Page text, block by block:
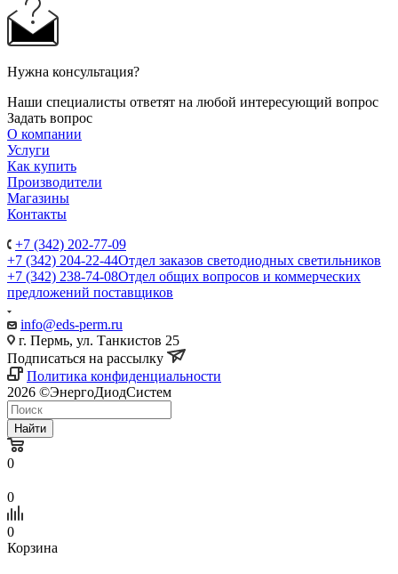
Нужна консультация?
Наши специалисты ответят на любой интересующий вопрос
Задать вопрос
О компании
Услуги
Как купить
Производители
Магазины
Контакты
+7 (342) 202-77-09
+7 (342) 204-22-44Отдел заказов светодиодных светильников
+7 (342) 238-74-08Отдел общих вопросов и коммерческих
предложений поставщиков
info@eds-perm.ru
г. Пермь, ул. Танкистов 25
Подписаться на рассылку
Политика конфиденциальности
2026 ©ЭнергоДиодСистем
Найти
0
0
0
Корзина